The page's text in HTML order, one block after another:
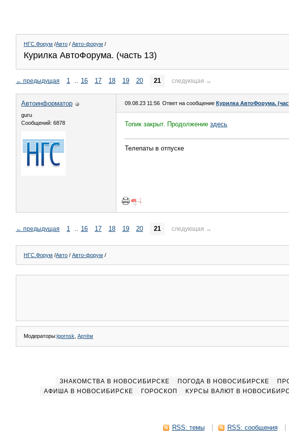
НГС.Форум /Авто / Авто-форум /
Курилка АвтоФорума. (часть 13)
← предыдущая 1 .. 16 17 18 19 20 21 следующая →
Автоинформатор
guru
Сообщений: 6878
09.08.23 11:56 Ответ на сообщение Курилка АвтоФорума.
Топик закрыт. Продолжение здесь
Телепаты в отпуске
← предыдущая 1 .. 16 17 18 19 20 21 следующая →
НГС.Форум /Авто / Авто-форум /
Модераторы:igornsk Артём
ЗНАКОМСТВА В НОВОСИБИРСКЕ ПОГОДА В НОВОСИБИРСКЕ
АФИША В НОВОСИБИРСКЕ
ГОРОСКОП КУРСЫ ВАЛЮТ В
RSS: темы RSS: сообщения